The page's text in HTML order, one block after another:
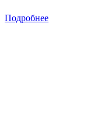
Подробнее